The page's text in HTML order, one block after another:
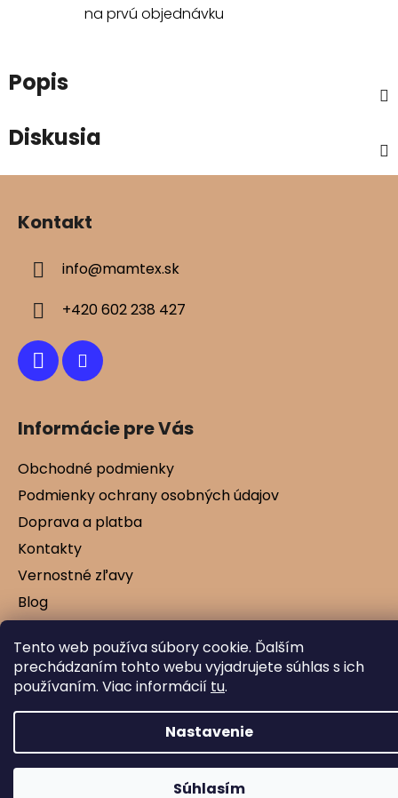
Tento web používa súbory cookie. Ďalším
prechádzaním tohto webu vyjadrujete súhlas s ich
používaním. Viac informácií tu.
Nastavenie
Súhlasím
na prvú objednávku
Popis
Diskusia
Z
Kontakt
info@mamtex.sk
+420 602 238 427
Informácie pre Vás
Obchodné podmienky
Podmienky ochrany osobných údajov
Doprava a platba
Kontakty
Vernostné zľavy
Blog
Vytvoril Shoptet
Copyright 2026Mamtex.sk
vyhradené.